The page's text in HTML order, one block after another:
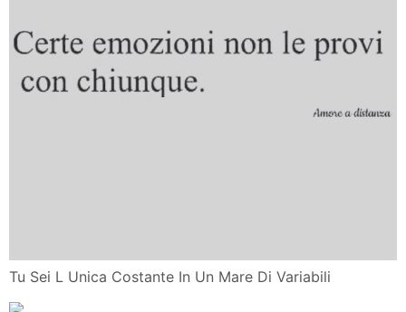
Tu Sei L Unica Costante In Un Mare Di Variabili